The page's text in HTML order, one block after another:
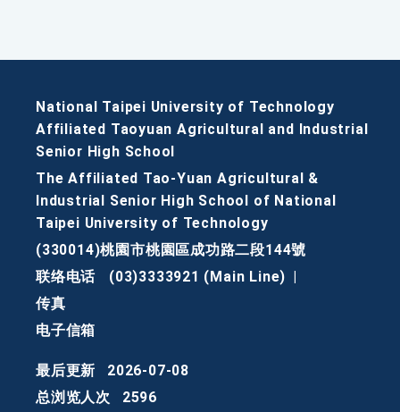
National Taipei University of Technology
Affiliated Taoyuan Agricultural and Industrial
Senior High School
The Affiliated Tao-Yuan Agricultural &
Industrial Senior High School of National
Taipei University of Technology
(330014)桃園市桃園區成功路二段144號
联络电话
(03)3333921 (Main Line)
传真
电子信箱
最后更新
2026-07-08
总浏览人次
2596